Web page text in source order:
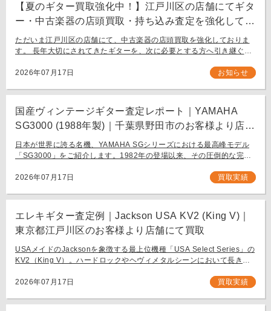
【夏のギター買取強化中！】江戸川区の店舗にてギタ
ー・中古楽器の店頭買取・持ち込み査定を強化してお
ります。
ただいま江戸川区の店舗にて、中古楽器の店頭買取を強化しておりま
す。 長年大切にされてきたギターを、次に必要とする方へ引き継ぐお
ち込み査定も大歓迎です。
2026年07月17日 お知らせ
国産ヴィンテージギター査定レポート｜YAMAHA
SG3000 (1988年製)｜千葉県野田市のお客様より店舗
にて買取
日本が世界に誇る名機、YAMAHA SGシリーズにおける最高峰モデル
「SG3000」をご紹介します。1982年の登場以来、その圧倒的な完成
フラッグシップモデル […]
2026年07月17日 買取実績
エレキギター査定例｜Jackson USA KV2 (King V)｜
東京都江戸川区のお客様より店舗にて買取
USAメイドのJacksonを象徴する最上位機種「USA Select Series」の
KV2（King V）。ハードロックやヘヴィメタルシーンにおいて長きに
[…]
2026年07月17日 買取実績